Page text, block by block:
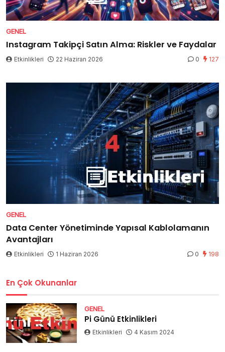
GENEL
Instagram Takipçi Satın Alma: Riskler ve Faydalar
Etkinlikleri 22 Haziran 2026 0 127
GENEL
Data Center Yönetiminde Yapısal Kablolamanın
Avantajları
Etkinlikleri 1 Haziran 2026 0 198
En Çok Okunanlar
GENEL
Pi Günü Etkinlikleri
Etkinlikleri 4 Kasım 2024